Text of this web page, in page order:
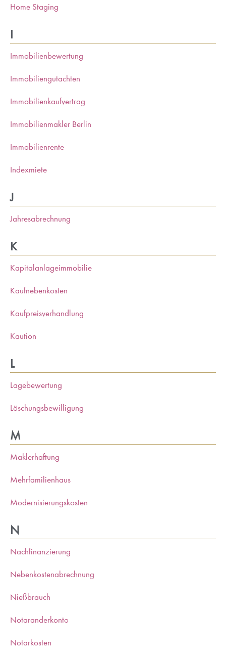
Home Staging
I
Immobilienbewertung
Immobiliengutachten
Immobilienkaufvertrag
Immobilienmakler Berlin
Immobilienrente
Indexmiete
J
Jahresabrechnung
K
Kapitalanlageimmobilie
Kaufnebenkosten
Kaufpreisverhandlung
Kaution
L
Lagebewertung
Löschungsbewilligung
M
Maklerhaftung
Mehrfamilienhaus
Modernisierungskosten
N
Nachfinanzierung
Nebenkostenabrechnung
Nießbrauch
Notaranderkonto
Notarkosten